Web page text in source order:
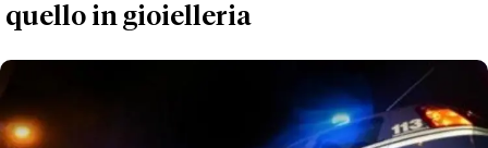
quello in gioielleria